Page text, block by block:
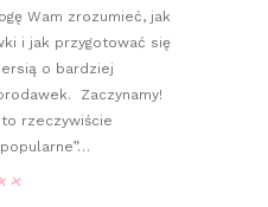
Wam zrozumieć, jak
i jak przygotować się
o bardziej
Zaczynamy!
rzeczywiście